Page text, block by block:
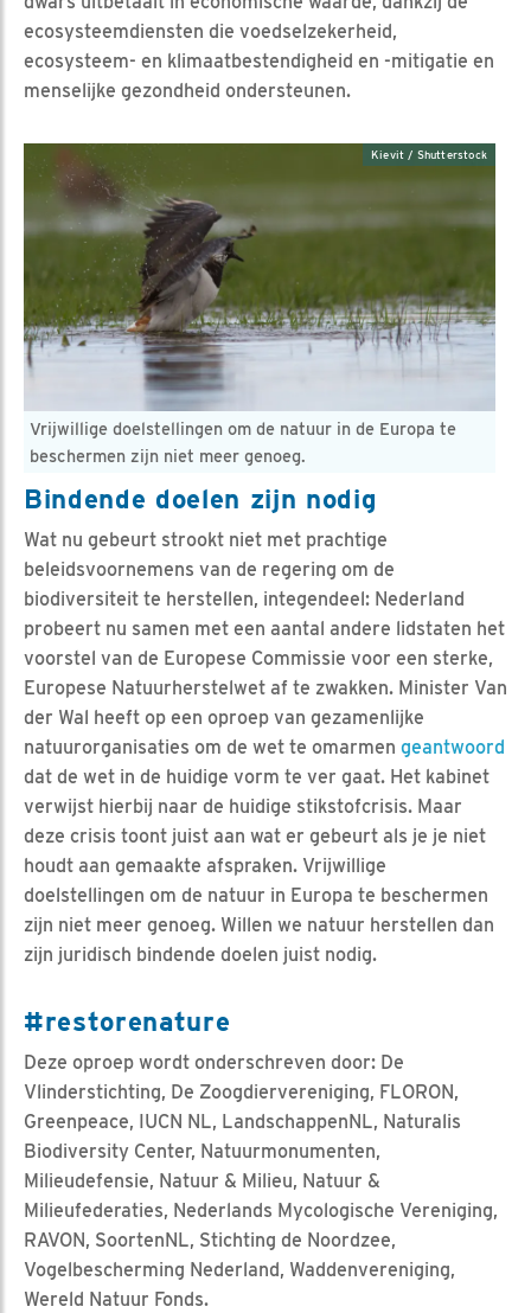
ecosysteemdiensten die voedselzekerheid,
ecosysteem- en klimaatbestendigheid en -mitigatie en
menselijke gezondheid ondersteunen.
Vrijwillige doelstellingen om de natuur in de Europa te
beschermen zijn niet meer genoeg.
Kievit / Shutterstock
Bindende doelen zijn nodig
Wat nu gebeurt strookt niet met prachtige
beleidsvoornemens van de regering om de
biodiversiteit te herstellen, integendeel: Nederland
probeert nu samen met een aantal andere lidstaten het
voorstel van de Europese Commissie voor een sterke,
Europese Natuurherstelwet af te zwakken. Minister Van
der Wal heeft op een oproep van gezamenlijke
natuurorganisaties om de wet te omarmen geantwoord
dat de wet in de huidige vorm te ver gaat. Het kabinet
verwijst hierbij naar de huidige stikstofcrisis. Maar
deze crisis toont juist aan wat er gebeurt als je je niet
houdt aan gemaakte afspraken. Vrijwillige
doelstellingen om de natuur in Europa te beschermen
zijn niet meer genoeg. Willen we natuur herstellen dan
zijn juridisch bindende doelen juist nodig.
#restorenature
Deze oproep wordt onderschreven door: De
Vlinderstichting, De Zoogdiervereniging, FLORON,
Greenpeace, IUCN NL, LandschappenNL, Naturalis
Biodiversity Center, Natuurmonumenten,
Milieudefensie, Natuur & Milieu, Natuur &
Milieufederaties, Nederlands Mycologische Vereniging,
RAVON, SoortenNL, Stichting de Noordzee,
Vogelbescherming Nederland, Waddenvereniging,
Wereld Natuur Fonds.